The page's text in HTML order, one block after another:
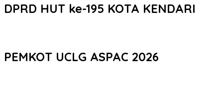
DPRD HUT ke-195 KOTA KENDARI
PEMKOT UCLG ASPAC 2026